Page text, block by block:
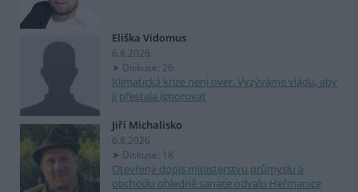
Eliška Vidomus
6.8.2026
Diskuse: 26
Klimatická krize není over. Vyzýváme vládu, aby
ji přestala ignorovat
Jiří Michalisko
6.8.2026
Diskuse: 18
Otevřený dopis ministerstvu průmyslu a
obchodu ohledně sanace odvalu Heřmanice